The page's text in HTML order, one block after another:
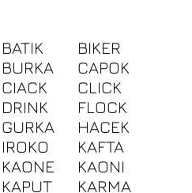
BATIK
BIKER
BURKA
CAPOK
CIACK
CLICK
DRINK
FLOCK
GURKA
HACEK
IROKO
KAFTA
KAONE
KAONI
KAPUT
KARMA